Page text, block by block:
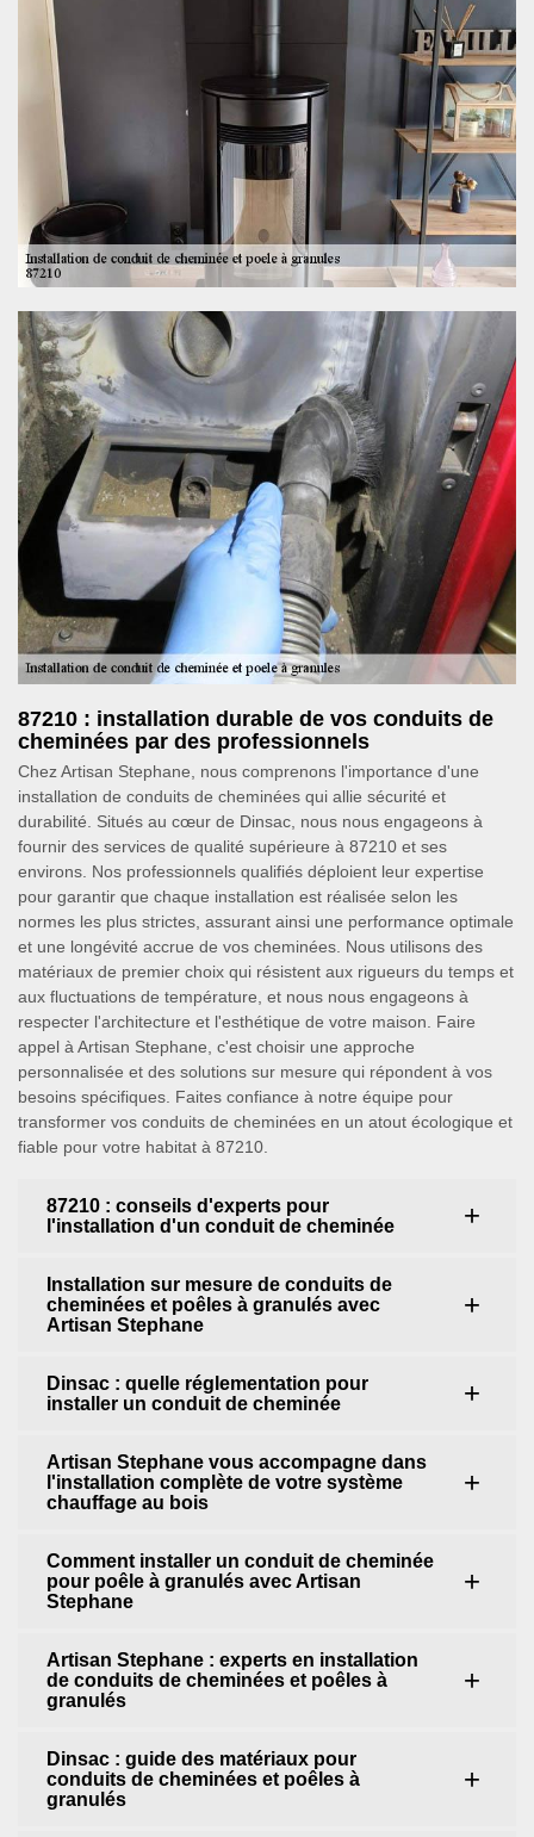
87210 : installation durable de vos conduits de
cheminées par des professionnels
Chez Artisan Stephane, nous comprenons l'importance d'une
installation de conduits de cheminées qui allie sécurité et
durabilité. Situés au cœur de Dinsac, nous nous engageons à
fournir des services de qualité supérieure à 87210 et ses
environs. Nos professionnels qualifiés déploient leur expertise
pour garantir que chaque installation est réalisée selon les
normes les plus strictes, assurant ainsi une performance optimale
et une longévité accrue de vos cheminées. Nous utilisons des
matériaux de premier choix qui résistent aux rigueurs du temps et
aux fluctuations de température, et nous nous engageons à
respecter l'architecture et l'esthétique de votre maison. Faire
appel à Artisan Stephane, c'est choisir une approche
personnalisée et des solutions sur mesure qui répondent à vos
besoins spécifiques. Faites confiance à notre équipe pour
transformer vos conduits de cheminées en un atout écologique et
fiable pour votre habitat à 87210.
87210 : conseils d'experts pour
l'installation d'un conduit de cheminée
Installation sur mesure de conduits de
cheminées et poêles à granulés avec
Artisan Stephane
Dinsac : quelle réglementation pour
installer un conduit de cheminée
Artisan Stephane vous accompagne dans
l'installation complète de votre système
chauffage au bois
Comment installer un conduit de cheminée
pour poêle à granulés avec Artisan
Stephane
Artisan Stephane : experts en installation
de conduits de cheminées et poêles à
granulés
Dinsac : guide des matériaux pour
conduits de cheminées et poêles à
granulés